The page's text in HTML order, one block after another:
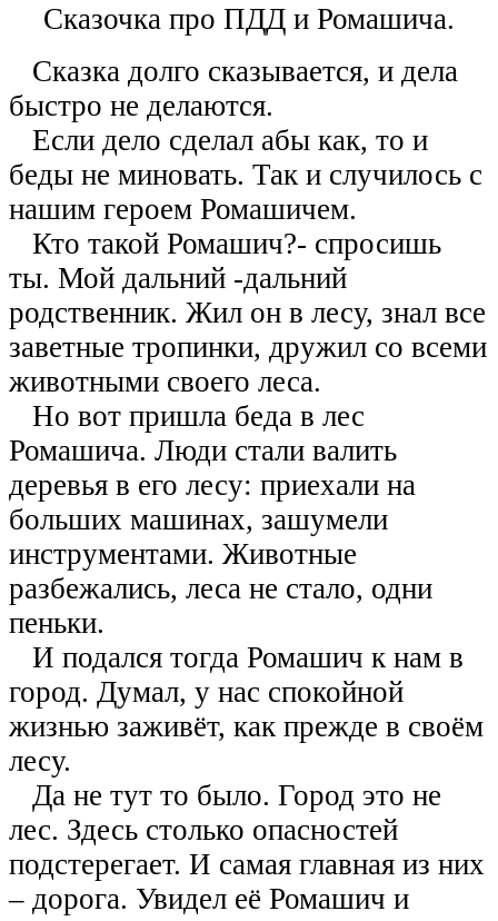
Сказочка про ПДД и Ромашича.
Сказка долго сказывается, и дела
быстро не делаются.
Если дело сделал абы как, то и
беды не миновать. Так и случилось с
нашим героем Ромашичем.
Кто такой Ромашич?- спросишь
ты. Мой дальний -дальний
родственник. Жил он в лесу, знал все
заветные тропинки, дружил со всеми
животными своего леса.
Но вот пришла беда в лес
Ромашича. Люди стали валить
деревья в его лесу: приехали на
больших машинах, зашумели
инструментами. Животные
разбежались, леса не стало, одни
пеньки.
И подался тогда Ромашич к нам в
город. Думал, у нас спокойной
жизнью заживёт, как прежде в своём
лесу.
Да не тут то было. Город это не
лес. Здесь столько опасностей
подстерегает. И самая главная из них
– дорога. Увидел её Ромашич и